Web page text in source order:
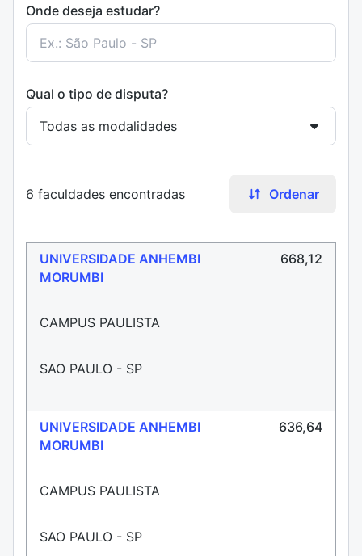
Onde deseja estudar?
Qual o tipo de disputa?
6 faculdades encontradas Ordenar
UNIVERSIDADE ANHEMBI
MORUMBI
CAMPUS PAULISTA
SAO PAULO - SP
668,12
UNIVERSIDADE ANHEMBI
MORUMBI
CAMPUS PAULISTA
SAO PAULO - SP
636,64